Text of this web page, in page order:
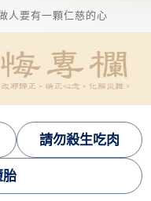
人要有一顆仁慈的心
請勿殺生吃肉
胎